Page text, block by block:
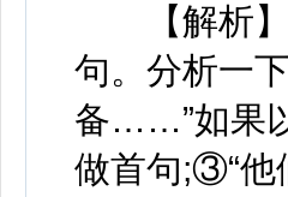
【解析】
句。分析一
备……”如果
做首句;③“他